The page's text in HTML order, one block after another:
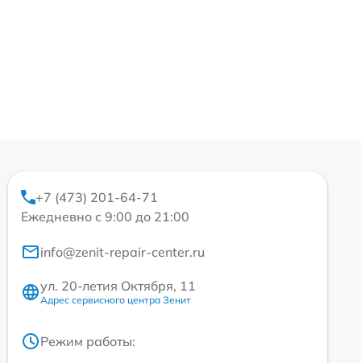
+7 (473) 201-64-71
Ежедневно с 9:00 до 21:00
info@zenit-repair-center.ru
ул. 20-летия Октября, 11
Адрес сервисного центра Зенит
Режим работы: